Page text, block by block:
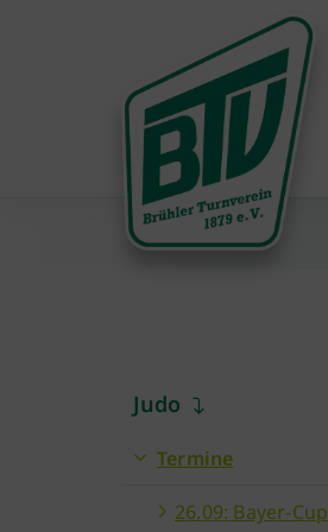
Judo
Termine
26.09: Bayer-Cup